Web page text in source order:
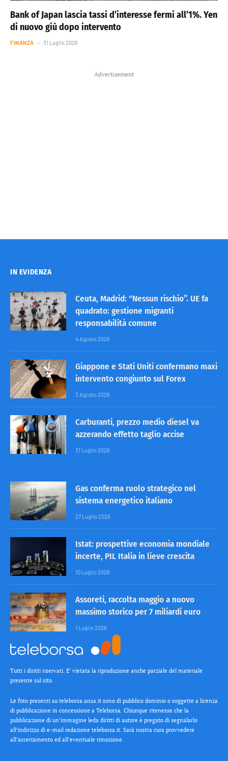
Bank of Japan lascia tassi d’interesse fermi all’1%. Yen
di nuovo giù dopo intervento
FINANZA 31 Luglio 2026
Advertisement
IN EVIDENZA
Ceuta, Madrid: “Nessun rischio”. UE fa
quadrato: gestione migranti
responsabilità comune
4 Agosto 2026
Giappone e Stati Uniti confermano maxi
intervento congiunto sul Forex
3 Agosto 2026
Carburanti, prezzo medio diesel va
azzerando effetto taglio accise
31 Luglio 2026
Gas conferma ruolo strategico nel
sistema energetico italiano
27 Luglio 2026
Istat: prospettive economia mondiale
incerte, PIL Italia in lieve crescita
10 Luglio 2026
Assoreti, raccolta maggio a nuovo
massimo storico per 7 miliardi euro
1 Luglio 2026
Tutti i diritti riservati. E’ vietata la riproduzione anche parziale del materiale
presente sul sito.
Le foto presenti su teleborsa.ansa.it sono di pubblico dominio o soggette a licenza
di pubblicazione in concessione a Teleborsa. Chiunque ritenesse che la
pubblicazione di un’immagine leda diritti di autore è pregato di segnalarlo
all’indirizzo di e-mail redazione teleborsa.it. Sarà nostra cura provvedere
all’accertamento ed all’eventuale rimozione.